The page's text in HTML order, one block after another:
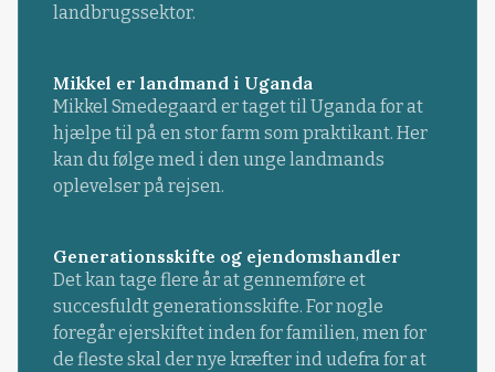
landbrugssektor.
Mikkel er landmand i Uganda
Mikkel Smedegaard er taget til Uganda for at
hjælpe til på en stor farm som praktikant. Her
kan du følge med i den unge landmands
oplevelser på rejsen.
Generationsskifte og ejendomshandler
Det kan tage flere år at gennemføre et
succesfuldt generationsskifte. For nogle
foregår ejerskiftet inden for familien, men for
de fleste skal der nye kræfter ind udefra for at